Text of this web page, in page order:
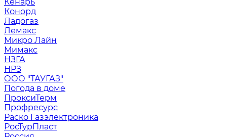
Конорд
Ладогаз
Лемакс
Микро Лайн
Мимакс
НЗГА
НРЗ
ООО "ТАУГАЗ"
Погода в доме
ПроксиТерм
Профресурс
Раско Газэлектроника
РосТурПласт